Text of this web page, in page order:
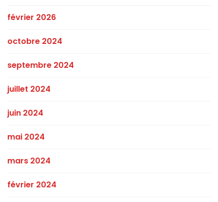
février 2026
octobre 2024
septembre 2024
juillet 2024
juin 2024
mai 2024
mars 2024
février 2024